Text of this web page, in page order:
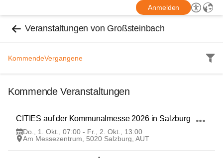
Anmelden
Veranstaltungen von Großsteinbach
KommendeVergangene
Kommende Veranstaltungen
1
CITIES auf der Kommunalmesse 2026 in Salzburg
Do., 1. Okt., 07:00 - Fr., 2. Okt., 13:00
Am Messezentrum, 5020 Salzburg, AUT